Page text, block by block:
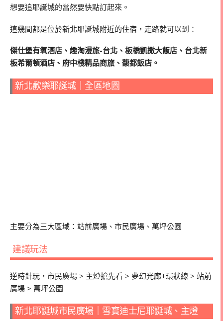
想要追耶誕城的當然要快點訂起來。
這幾間都是位於新北耶誕城附近的住宿，走路就可以到：
傑仕堡有氧酒店、趣淘漫旅-台北、板橋凱撒大飯店、台北新
板希爾頓酒店、府中棧精品商旅、馥都飯店。
新北歡樂耶誕城｜全區地圖
主要分為三大區域：站前廣場、市民廣場、萬坪公園
建議玩法
逆時針玩，市民廣場 > 主燈搶先看 > 夢幻光廊+環狀線 > 站前
廣場 > 萬坪公園
新北耶誕城市民廣場｜雪寶迪士尼耶誕城、主燈